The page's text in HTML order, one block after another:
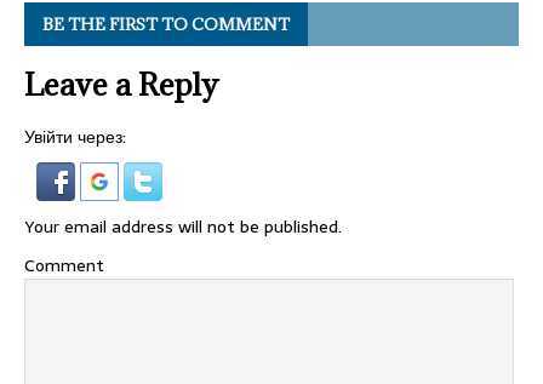
BE THE FIRST TO COMMENT
Leave a Reply
Увійти через:
Your email address will not be published.
Comment